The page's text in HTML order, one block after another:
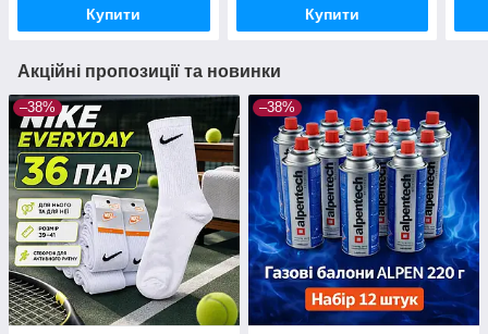
Купити Купити
Акційні пропозиції та новинки
–38% –38%